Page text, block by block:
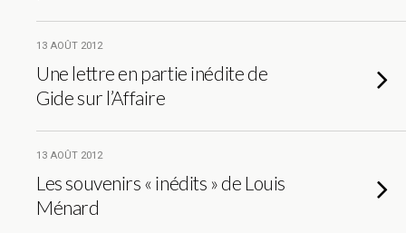
13 AOÛT 2012
Une lettre en partie inédite de
Gide sur l’Affaire
13 AOÛT 2012
Les souvenirs « inédits » de Louis
Ménard